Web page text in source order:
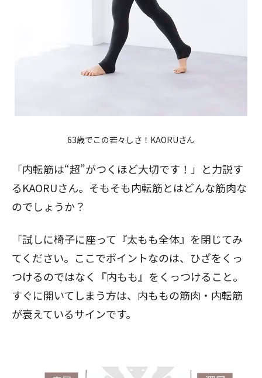
63歳でこの若々しさ！KAORUさん
「内転筋は“超”がつくほど大切です！」と力説す
るKAORUさん。そもそも内転筋とはどんな筋肉な
のでしょうか？
「試しに椅子に座って『太もも全体』を閉じてみ
てください。ここでポイントなのは、ひざをくっ
つけるのではなく『内もも』をくっつけること。
すぐに開いてしまう方は、内ももの筋肉・内転筋
が衰えているサインです。